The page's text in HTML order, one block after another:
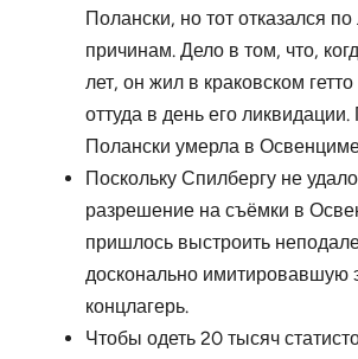
Полански, но тот отказался
причинам. Дело в том, что,
лет, он жил в краковском
оттуда в день его
Полански умерла в
Поскольку Спилбергу не
разрешение на съёмки в
пришлось выстроить
досконально имитировавшую
концлагерь.
Чтобы одеть 20 тысяч